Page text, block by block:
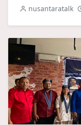
nusantaratalk